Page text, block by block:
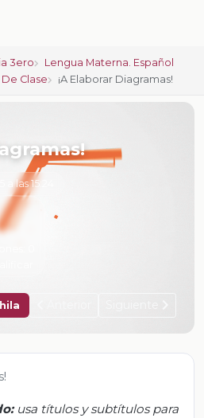
3ero
Lengua Materna. Español
Clase ¡A Elaborar Diagramas!
las 15:24
usa títulos y subtítulos para